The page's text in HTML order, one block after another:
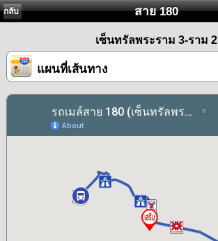
กลับ สาย 180
เซ็นทรัลพระราม 3-ราม 2
แผนที่เส้นทาง